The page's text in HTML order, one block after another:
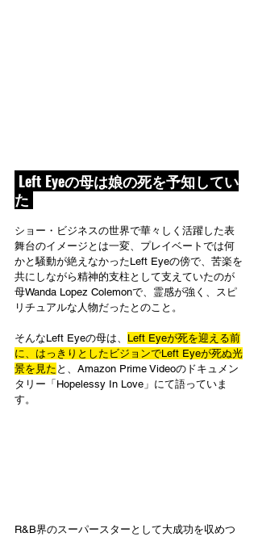
た
ショー・ビジネスの世界で華々しく活躍した表
舞台のイメージとは一変、プレイベートでは何
かと騒動が絶えなかったLeft Eyeの傍で、苦楽を
共にしながら精神的支柱として支えていたのが
母Wanda Lopez Colemonで、霊感が強く、スピ
リチュアルな人物だったとのこと。
そんなLeft Eyeの母は、 Left Eyeが死を迎える前
に、はっきりとしたビジョンでLeft Eyeが死ぬ光
景を見た と、Amazon Prime Videoのドキュメン
タリー「Hopelessy In Love」にて語っていま
す。
R&B界のスーパースターとして大成功を収めつ